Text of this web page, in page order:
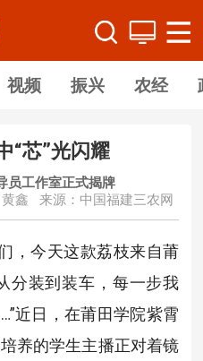
视频 振兴 农经
“芯”光闪耀
员工作室正式揭牌
鑫 来源：中国福建三农网
，今天这款荔枝来自莆
分装到装车，每一步我
近日，在莆田学院紫霄
养的学生主播正对着镜